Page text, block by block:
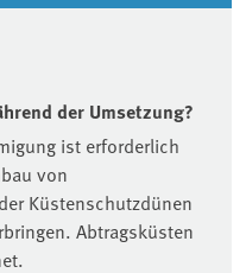
der Umsetzung?
ist erforderlich
von
Küstenschutzdünen
Abtragsküsten